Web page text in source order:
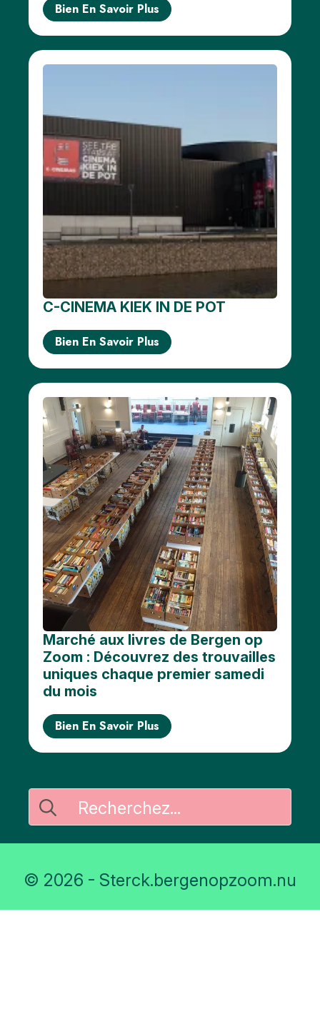
Bien En Savoir Plus
C-CINEMA KIEK IN DE POT
Bien En Savoir Plus
Marché aux livres de Bergen op
Zoom : Découvrez des trouvailles
uniques chaque premier samedi
du mois
Bien En Savoir Plus
Rechercher
:
© 2026 - Sterck.bergenopzoom.nu